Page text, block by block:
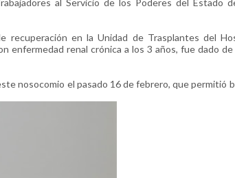
al Servicio de los Poderes del Estado
en la Unidad de Trasplantes del
enfermedad renal crónica a los 3 años, fue dado
nosocomio el pasado 16 de febrero, que permitió